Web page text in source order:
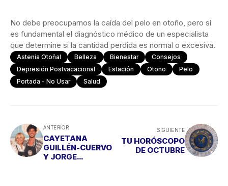
No debe preocuparnos la caída del pelo en otoño, pero sí
es fundamental el diagnóstico médico de un especialista
que determine si la cantidad perdida es normal o excesiva.
Astenia Otoñal Belleza Bienestar
Consejos
Depresión Postvacacional
Estación Otoño
Pelo
Portada - No Usar
Salud
ANTERIOR
CAYETANA
GUILLÉN-CUERVO
Y JORGE
SIGUIENTE
TU HORÓSCOPO
DE OCTUBRE